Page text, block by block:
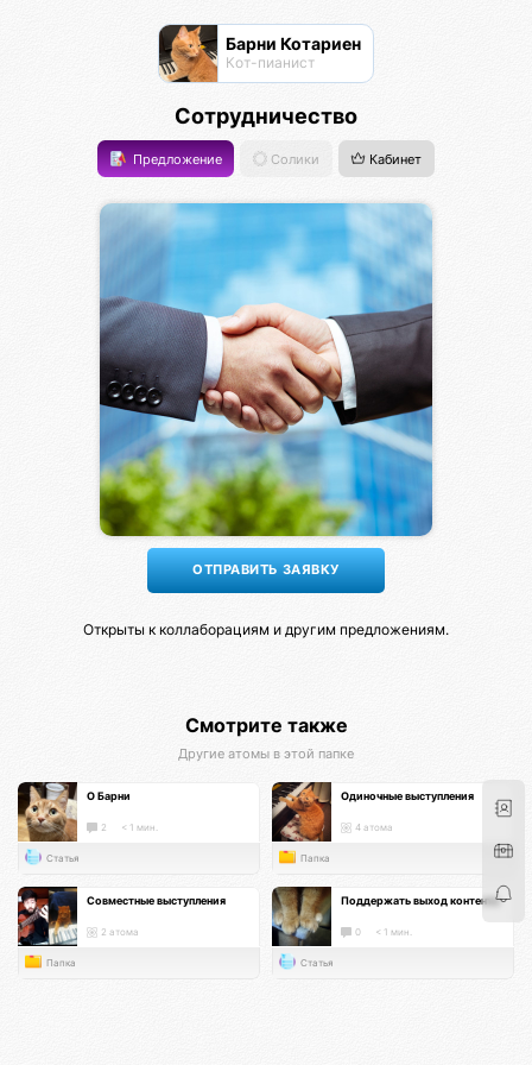
Барни Котариен
Кот-пианист
Сотрудничество
Предложение Солики Кабинет
Открыты к коллаборациям и другим предложениям.
Смотрите также
Другие атомы в этой папке
О Барни
2 < 1 мин.
Статья
Одиночные выступления
4 атома
Папка
Совместные выступления
2 атома
Папка
Поддержать выход контента
0 < 1 мин.
Статья